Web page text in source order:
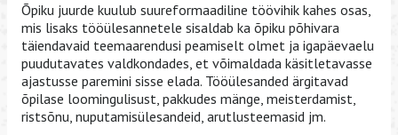
Õpiku juurde kuulub suureformaadiline töövihik kahes osas,
mis lisaks tööülesannetele sisaldab ka õpiku põhivara
täiendavaid teemaarendusi peamiselt olmet ja igapäevaelu
puudutavates valdkondades, et võimaldada käsitletavasse
ajastusse paremini sisse elada. Tööülesanded ärgitavad
õpilase loomingulisust, pakkudes mänge, meisterdamist,
ristsõnu, nuputamisülesandeid, arutlusteemasid jm.